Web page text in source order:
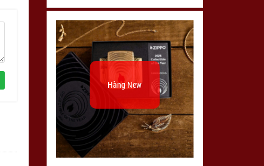
Hàng New